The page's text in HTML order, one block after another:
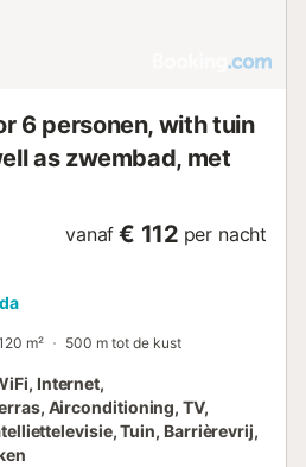
6 personen, with tuin
as zwembad, met
vanaf € 112 per nacht
m² 500 m tot de kust
Internet,
Airconditioning, TV,
Tuin, Barrièrevrij,